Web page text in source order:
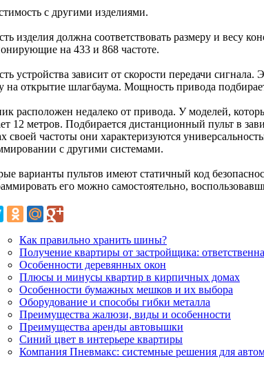
с другими изделиями.
изделия должна соответствовать размеру и весу
на 433 и 868 частоте.
устройства зависит от скорости передачи сигнала.
на открытие шлагбаума. Мощность привода
расположен недалеко от привода. У моделей,
12 метров. Подбирается дистанционный пульт в
своей частоты они характеризуются
с другими системами.
варианты пультов имеют статичный код
его можно самостоятельно,
Как правильно хранить шины?
Получение квартиры от застройщика:
Особенности деревянных окон
Плюсы и минусы квартир в кирпичных домах
Особенности бумажных мешков и их выбора
Оборудование и способы гибки металла
Преимущества жалюзи, виды и особенности
Преимущества аренды автовышки
Синий цвет в интерьере квартиры
Компания Пневмакс: системные решения для